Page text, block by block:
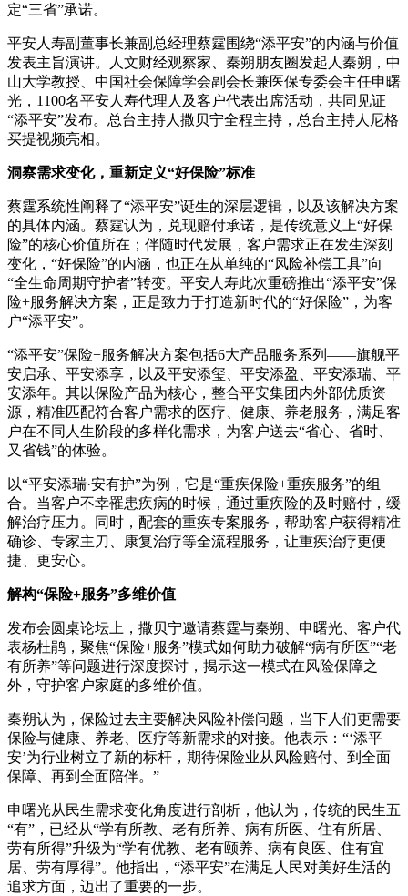
定“三省”承诺。
平安人寿副董事长兼副总经理蔡霆围绕“添平安”的内涵与价值
发表主旨演讲。人文财经观察家、秦朔朋友圈发起人秦朔，中
山大学教授、中国社会保障学会副会长兼医保专委会主任申曙
光，1100名平安人寿代理人及客户代表出席活动，共同见证
“添平安”发布。总台主持人撒贝宁全程主持，总台主持人尼格
买提视频亮相。
洞察需求变化，重新定义“好保险”标准
蔡霆系统性阐释了“添平安”诞生的深层逻辑，以及该解决方案
的具体内涵。蔡霆认为，兑现赔付承诺，是传统意义上“好保
险”的核心价值所在；伴随时代发展，客户需求正在发生深刻
变化，“好保险”的内涵，也正在从单纯的“风险补偿工具”向
“全生命周期守护者”转变。平安人寿此次重磅推出“添平安”保
险+服务解决方案，正是致力于打造新时代的“好保险”，为客
户“添平安”。
“添平安”保险+服务解决方案包括6大产品服务系列——旗舰平
安启承、平安添享，以及平安添玺、平安添盈、平安添瑞、平
安添年。其以保险产品为核心，整合平安集团内外部优质资
源，精准匹配符合客户需求的医疗、健康、养老服务，满足客
户在不同人生阶段的多样化需求，为客户送去“省心、省时、
又省钱”的体验。
以“平安添瑞·安有护”为例，它是“重疾保险+重疾服务”的组
合。当客户不幸罹患疾病的时候，通过重疾险的及时赔付，缓
解治疗压力。同时，配套的重疾专案服务，帮助客户获得精准
确诊、专家主刀、康复治疗等全流程服务，让重疾治疗更便
捷、更安心。
解构“保险+服务”多维价值
发布会圆桌论坛上，撒贝宁邀请蔡霆与秦朔、申曙光、客户代
表杨杜鹃，聚焦“保险+服务”模式如何助力破解“病有所医”“老
有所养”等问题进行深度探讨，揭示这一模式在风险保障之
外，守护客户家庭的多维价值。
秦朔认为，保险过去主要解决风险补偿问题，当下人们更需要
保险与健康、养老、医疗等新需求的对接。他表示：“‘添平
安’为行业树立了新的标杆，期待保险业从风险赔付、到全面
保障、再到全面陪伴。”
申曙光从民生需求变化角度进行剖析，他认为，传统的民生五
“有”，已经从“学有所教、老有所养、病有所医、住有所居、
劳有所得”升级为“学有优教、老有颐养、病有良医、住有宜
居、劳有厚得”。他指出，“添平安”在满足人民对美好生活的
追求方面，迈出了重要的一步。